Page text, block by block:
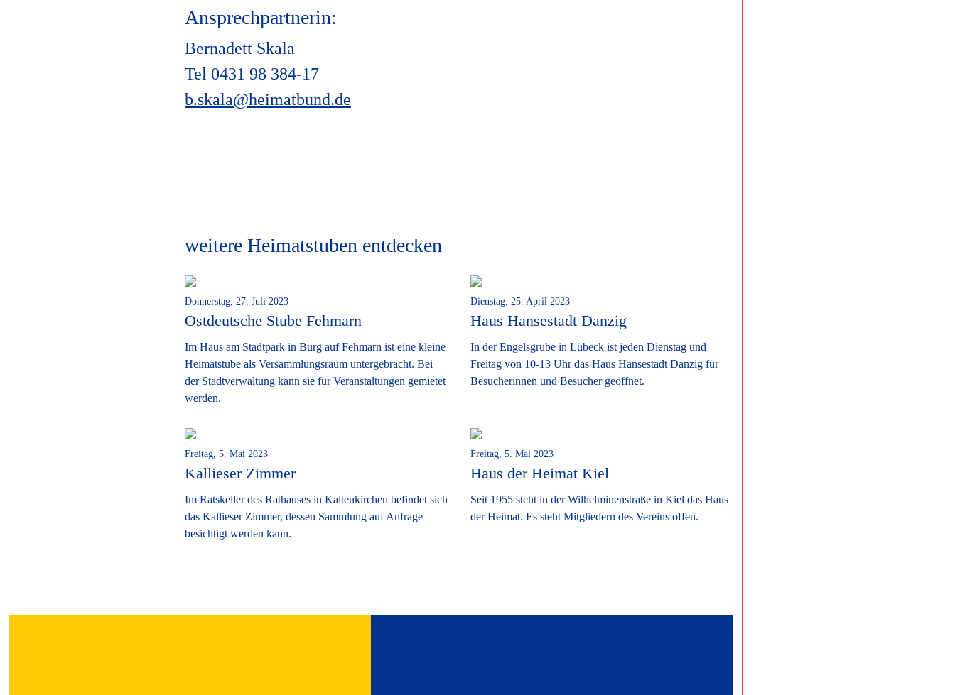
Ansprechpartnerin:
Bernadett Skala
Tel 0431 98 384-17
b.skala@heimatbund.de
weitere Heimatstuben entdecken
Donnerstag, 27. Juli 2023
Ostdeutsche Stube Fehmarn
Im Haus am Stadtpark in Burg auf Fehmarn ist eine kleine
Heimatstube als Versammlungsraum untergebracht. Bei
der Stadtverwaltung kann sie für Veranstaltungen gemietet
werden.
Dienstag, 25. April 2023
Haus Hansestadt Danzig
In der Engelsgrube in Lübeck ist jeden Dienstag und
Freitag von 10-13 Uhr das Haus Hansestadt Danzig für
Besucherinnen und Besucher geöffnet.
Freitag, 5. Mai 2023
Kallieser Zimmer
Im Ratskeller des Rathauses in Kaltenkirchen befindet sich
das Kallieser Zimmer, dessen Sammlung auf Anfrage
besichtigt werden kann.
Freitag, 5. Mai 2023
Haus der Heimat Kiel
Seit 1955 steht in der Wilhelminenstraße in Kiel das Haus
der Heimat. Es steht Mitgliedern des Vereins offen.